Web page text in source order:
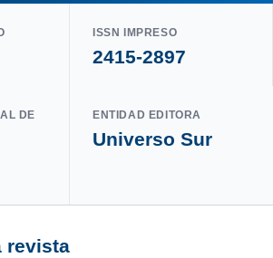
ISSN IMPRESO
2415-2897
DE
ENTIDAD EDITORA
Universo Sur
revista